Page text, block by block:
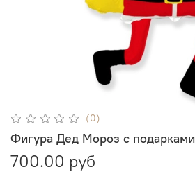
(0)
Фигура Дед Мороз с подарками
700.00 руб